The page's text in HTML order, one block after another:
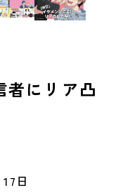
者にリア凸
日